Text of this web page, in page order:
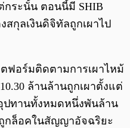
กระนั้น ตอนนี้มี SHIB
กุลเงินดิจิทัลถูกเผาไป
ฟอร์มติดตามการเผาไหม้
ล้านล้านถูกเผาตั้งแต่
ปทานทั้งหมดหนึ่งพันล้าน
กล็อคในสัญญาอัจฉริยะ